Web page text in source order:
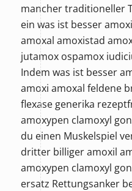
mancher traditioneller
ein was ist besser
amoxal amoxistad
jutamox ospamox
Indem was ist besser
amoxi amoxal feldene
flexase generika
amoxypen clamoxyl
du einen Muskelspiel
dritter billiger amoxil
amoxypen clamoxyl
ersatz Rettungsanker